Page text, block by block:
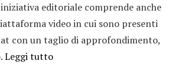
editoriale comprende anche
video in cui sono presenti
con un taglio di approfondimento,
Leggi tutto